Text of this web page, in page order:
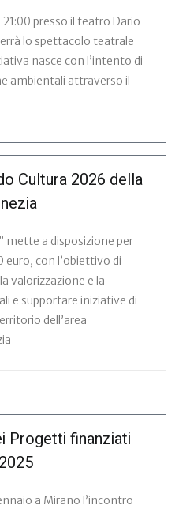
presso il teatro Dario
lo spettacolo teatrale
nasce con l’intento di
ambientali attraverso il
Cultura 2026 della
mette a disposizione per
euro, con l’obiettivo di
valorizzazione e la
e supportare iniziative di
dell’area
Progetti finanziati
a Mirano l’incontro